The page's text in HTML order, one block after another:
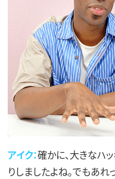
アイク：確かに、大きなハ
りしましたよね。でもあ